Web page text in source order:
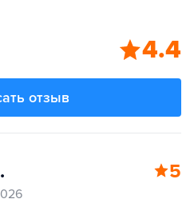
4.4
отзыв
5